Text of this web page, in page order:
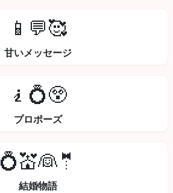
📱💬🥰
甘いメッセージ
🧎💍😲
プロポーズ
💍💒👰🤵
結婚物語